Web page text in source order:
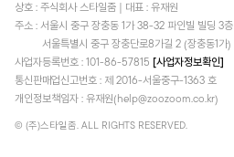
상호 : 주식회사 스타일줌 | 대표 : 유재원
주소 : 서울시 중구 장충동 1가 38-32 파인빌 빌딩 3층
서울특별시 중구 장충단로8가길 2 (장충동1가)
사업자등록번호 : 101-86-57815
[사업자정보확인]
통신판매업신고번호 : 제 2016-서울중구-1363 호
개인정보책임자 : 유재원(help@zoozoom.co.kr)
© (주)스타일줌. ALL RIGHTS RESERVED.